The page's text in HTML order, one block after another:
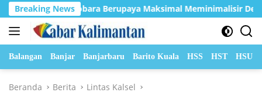
Langsung
ke
konten
Breaking News
Borneo Indobara Berupaya Maksimal Meminimalisir Debu
Balangan Banjar Banjarbaru Barito Kuala HSS HST HSU
Beranda Berita Lintas Kalsel